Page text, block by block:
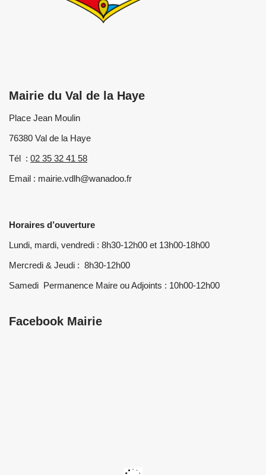
Mairie du Val de la Haye
Place Jean Moulin
76380 Val de la Haye
Tél : 02 35 32 41 58
Email : mairie.vdlh@wanadoo.fr
Horaires d’ouverture
Lundi, mardi, vendredi : 8h30-12h00 et 13h00-18h00
Mercredi & Jeudi : 8h30-12h00
Samedi Permanence Maire ou Adjoints : 10h00-12h00
Facebook Mairie